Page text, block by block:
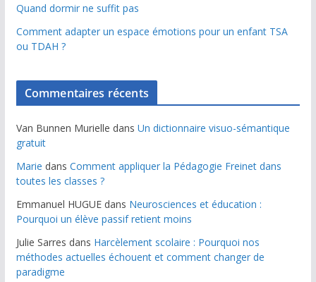
Quand dormir ne suffit pas
Comment adapter un espace émotions pour un enfant TSA
ou TDAH ?
Commentaires récents
Van Bunnen Murielle dans Un dictionnaire visuo-sémantique
gratuit
Marie dans Comment appliquer la Pédagogie Freinet dans
toutes les classes ?
Emmanuel HUGUEdans Neurosciences et éducation :
Pourquoi un élève passif retient moins
Julie Sarres dans Harcèlement scolaire : Pourquoi nos
méthodes actuelles échouent et comment changer de
paradigme